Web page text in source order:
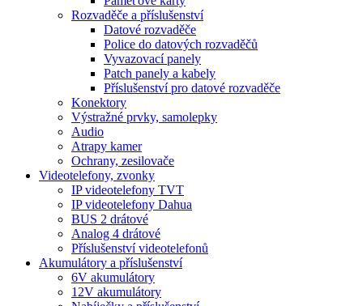
Rozvaděče a příslušenství
Datové rozvaděče
Police do datových rozvaděčů
Vyvazovací panely
Patch panely a kabely
Příslušenství pro datové rozvaděče
Konektory
Výstražné prvky, samolepky
Audio
Atrapy kamer
Ochrany, zesilovače
Videotelefony, zvonky
IP videotelefony TVT
IP videotelefony Dahua
BUS 2 drátové
Analog 4 drátové
Příslušenství videotelefonů
Akumulátory a příslušenství
6V akumulátory
12V akumulátory